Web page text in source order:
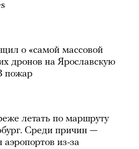
о «самой массовой
дронов на Ярославскую
пожар
летать по маршруту
Среди причин —
из-за